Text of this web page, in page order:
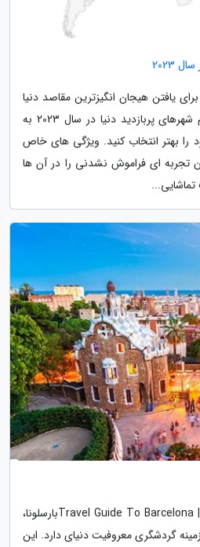
یافتن هیجان انگیزترین مقاصد دنیا
برای سفر هستید دانستن نام شهرهای پربازدید دنیا در سال 2023 به
را بهتر انتخاب کنید. ویژگی های خاص
تجربه ای فراموش نشدنی را در آن ها
تماشایی...
راهنمای مسافرتی به بارسلونا | Travel Guide To Barcelonaبارسلونا،
گردشگری معروفیت دنیای دارد. این